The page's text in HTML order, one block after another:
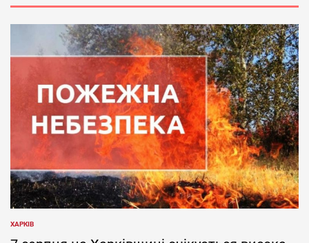
ОПУБЛІКУВАТИ
У
ХАРКІВ